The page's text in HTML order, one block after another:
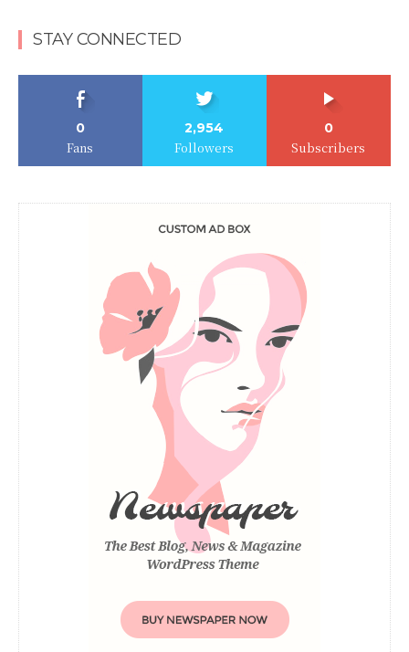
STAY CONNECTED
0
Fans
2,954
Followers
0
Subscribers